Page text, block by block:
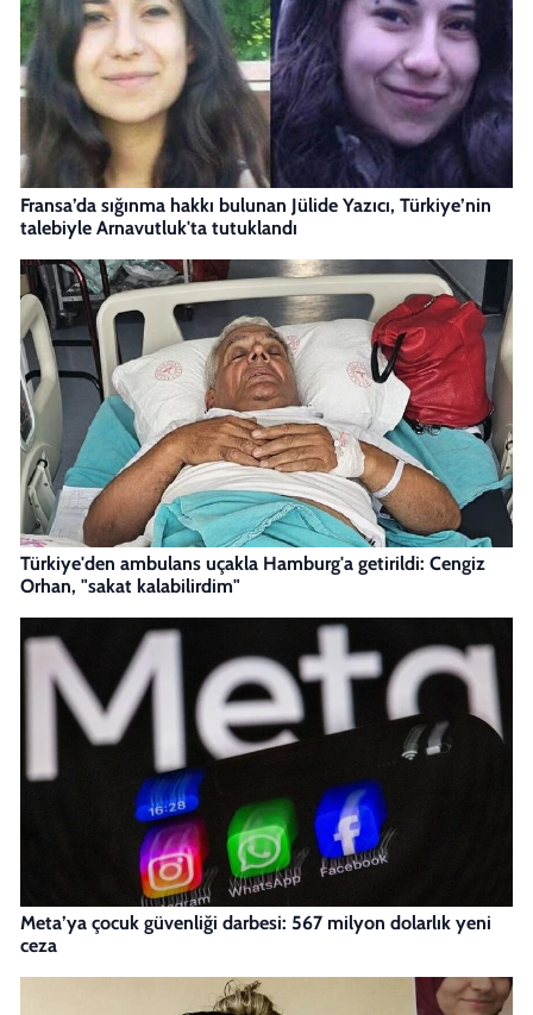
Fransa’da sığınma hakkı bulunan Jülide Yazıcı, Türkiye’nin
talebiyle Arnavutluk'ta tutuklandı
Türkiye'den ambulans uçakla Hamburg'a getirildi: Cengiz
Orhan, "sakat kalabilirdim"
Meta’ya çocuk güvenliği darbesi: 567 milyon dolarlık yeni
ceza